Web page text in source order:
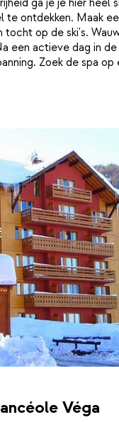
ga je je hier heel
te ontdekken. Maak
op de ski's.
een actieve dag in
Zoek de spa op
Heerlijk om even tot
bij de Kids
andere kinderen.
Véga